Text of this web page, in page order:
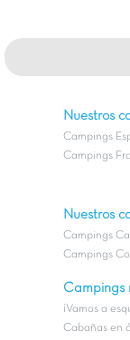
Nuestros
Campings
Campings
Nuestros
Campings
Campings
Campings
¡Vamos a
Cabañas en